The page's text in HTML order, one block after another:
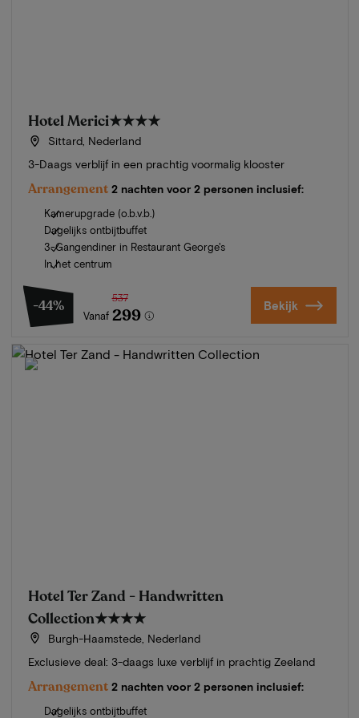
Hotel Merici★★★★
Sittard, Nederland
3-Daags verblijf in een prachtig voormalig klooster
Arrangement 2 nachten voor 2 personen inclusief:
Kamerupgrade (o.b.v.b.)
Dagelijks ontbijtbuffet
3-Gangendiner in Restaurant George's
In het centrum
-44%
Vanaf
537
299 Bekijk
Hotel Ter Zand - Handwritten
Collection★★★★
Burgh-Haamstede, Nederland
Exclusieve deal: 3-daags luxe verblijf in prachtig Zeeland
Arrangement 2 nachten voor 2 personen inclusief:
Dagelijks ontbijtbuffet